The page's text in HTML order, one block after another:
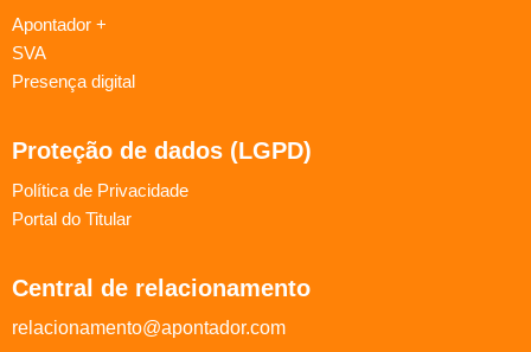
Apontador +
SVA
Presença digital
Proteção de dados (LGPD)
Política de Privacidade
Portal do Titular
Central de relacionamento
relacionamento@apontador.com